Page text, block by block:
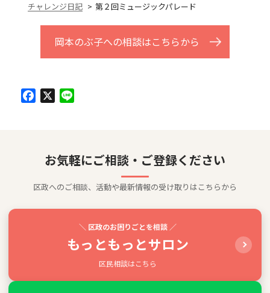
チャレンジ日記
第２回ミュージックパレード
岡本のぶ子への相談はこちらから
Facebook
お気軽にご相談・ご登録ください
区政へのご相談、活動や最新情報の受け取りはこちらから
＼ 区政のお困りごとを相談 ／
もっともっとサロン
区民相談はこちら